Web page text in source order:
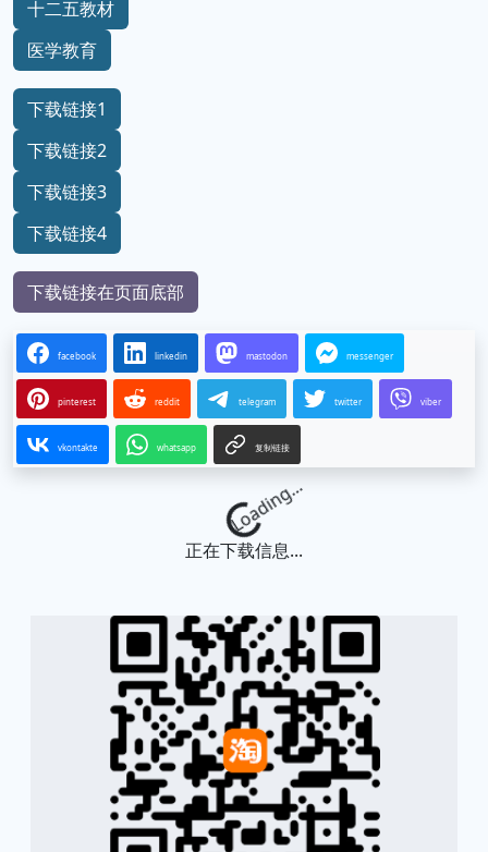
十二五教材
医学教育
下载链接1
下载链接2
下载链接3
下载链接4
下载链接在页面底部
facebook linkedin mastodon messenger
pinterest reddit telegram twitter viber
vkontakte whatsapp 复制链接
Loading...
正在下载信息...